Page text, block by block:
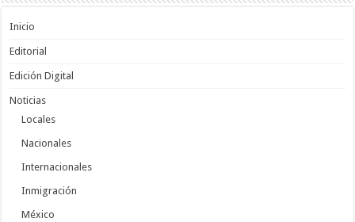
Inicio
Editorial
Edición Digital
Noticias
Locales
Nacionales
Internacionales
Inmigración
México